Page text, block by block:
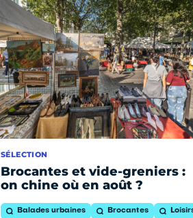
SÉLECTION
Brocantes et vide-greniers :
on chine où en août ?
Balades urbaines Brocantes